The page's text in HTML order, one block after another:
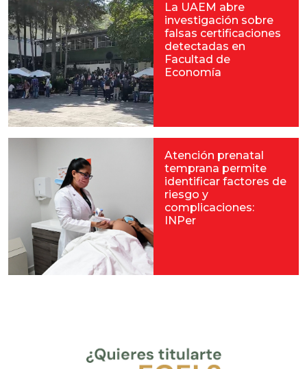
La UAEM abre
investigación sobre
falsas certificaciones
detectadas en
Facultad de
Economía
Atención prenatal
temprana permite
identificar factores de
riesgo y
complicaciones:
INPer